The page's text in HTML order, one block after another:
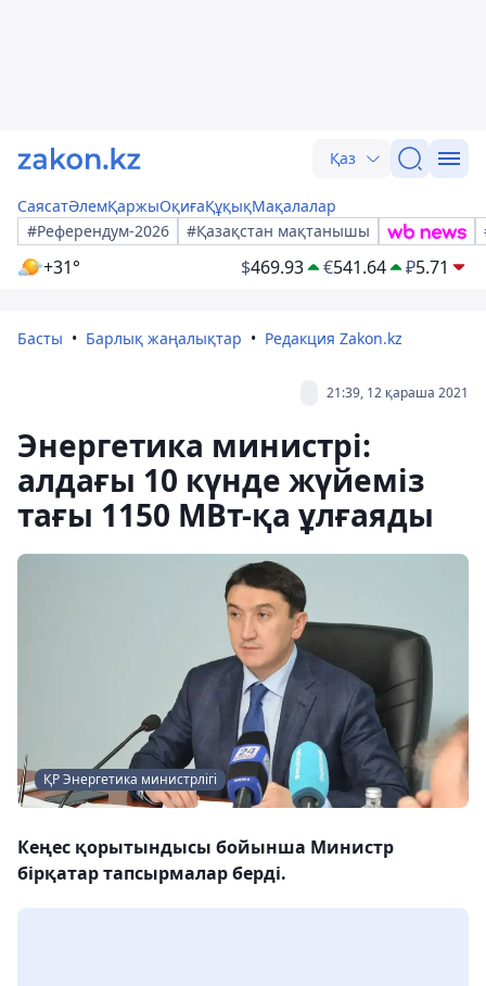
Қаз
СаясатӘлемҚаржыОқиғаҚұқықМақалалар
#Референдум-2026
#Қазақстан мақтанышы
+31° $469.93 €541.64 ₽5.71
Басты Барлық жаңалықтар Редакция Zakon.kz
21:39, 12 қараша 2021
Энергетика министрі:
алдағы 10 күнде жүйеміз
тағы 1150 МВт-қа ұлғаяды
ҚР Энергетика министрлігі
Кеңес қорытындысы бойынша Министр
бірқатар тапсырмалар берді.